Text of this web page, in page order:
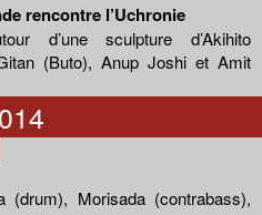
rencontre l’Uchronie
d’une sculpture d’Akihito
(Buto), Anup Joshi et Amit
(drum), Morisada (contrabass),